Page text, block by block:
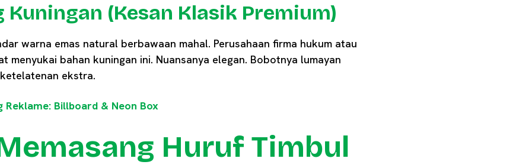
Kuningan (Kesan Klasik Premium)
warna emas natural berbawaan mahal. Perusahaan firma hukum atau
menyukai bahan kuningan ini. Nuansanya elegan. Bobotnya lumayan
ekstra.
Reklame: Billboard & Neon Box
Huruf Timbul